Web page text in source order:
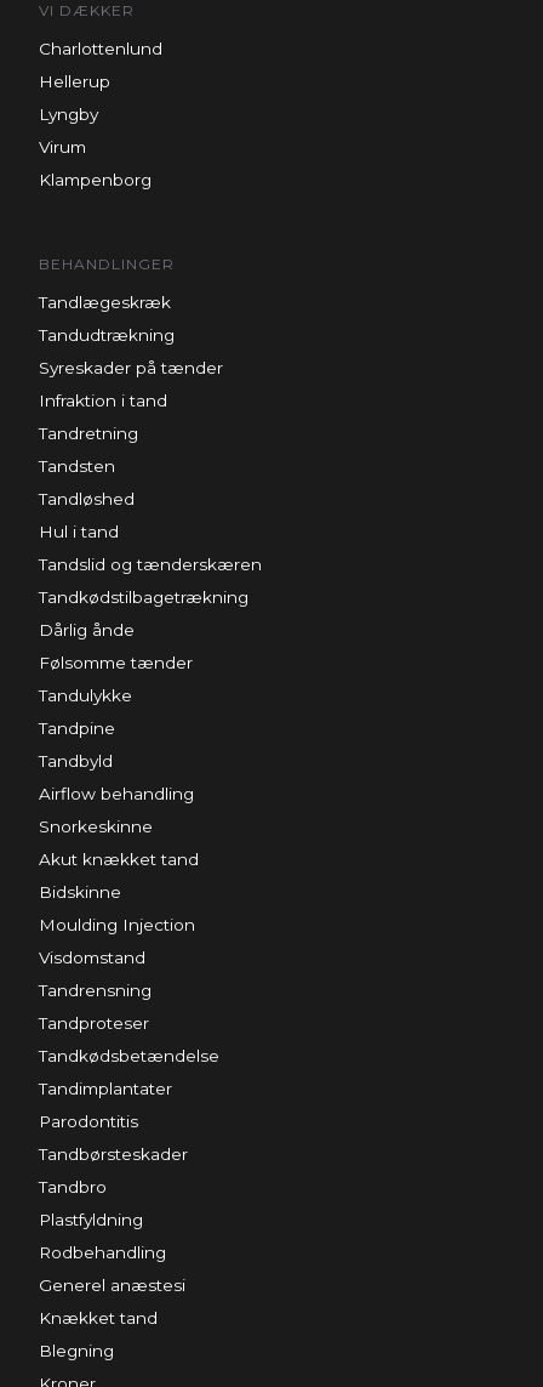
VI DÆKKER
Charlottenlund
Hellerup
Lyngby
Virum
Klampenborg
BEHANDLINGER
Tandlægeskræk
Tandudtrækning
Syreskader på tænder
Infraktion i tand
Tandretning
Tandsten
Tandløshed
Hul i tand
Tandslid og tænderskæren
Tandkødstilbagetrækning
Dårlig ånde
Følsomme tænder
Tandulykke
Tandpine
Tandbyld
Airflow behandling
Snorkeskinne
Akut knækket tand
Bidskinne
Moulding Injection
Visdomstand
Tandrensning
Tandproteser
Tandkødsbetændelse
Tandimplantater
Parodontitis
Tandbørsteskader
Tandbro
Plastfyldning
Rodbehandling
Generel anæstesi
Knækket tand
Blegning